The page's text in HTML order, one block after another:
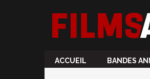
ACCUEIL BANDES